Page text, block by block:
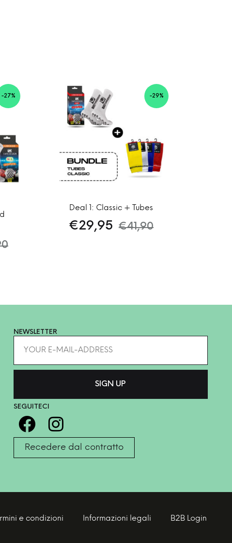
-27% -29%
Deal 1: Classic + Tubes
€29,95 €41,90
NEWSLETTER
SEGUITECI
Recedere dal contratto
e condizioni Informazioni legali B2B Login